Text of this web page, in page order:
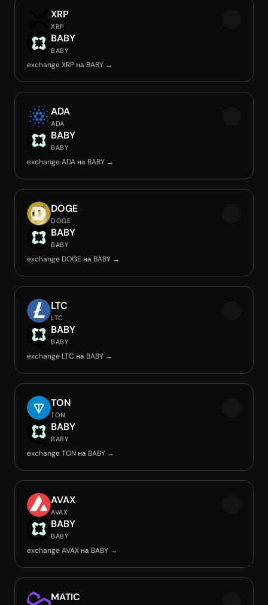
XRP
XRP
BABY
BABY
exchange XRP на BABY →
ADA
ADA
BABY
BABY
exchange ADA на BABY →
DOGE
DOGE
BABY
BABY
exchange DOGE на BABY →
LTC
LTC
BABY
BABY
exchange LTC на BABY →
TON
TON
BABY
BABY
exchange TON на BABY →
AVAX
AVAX
BABY
BABY
exchange AVAX на BABY →
MATIC